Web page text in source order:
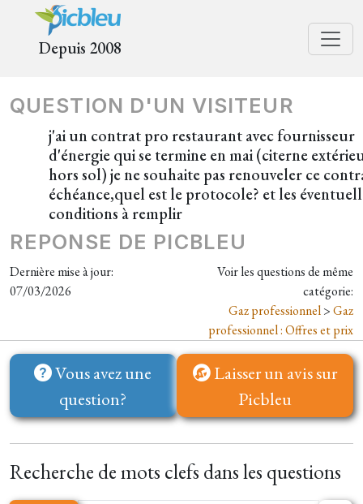
Depuis 2008
QUESTION D'UN VISITEUR
j'ai un contrat pro restaurant avec fournisseur
d'énergie qui se termine en mai (citerne
hors sol) je ne souhaite pas renouveler ce
échéance,quel est le protocole? et les
conditions à remplir
REPONSE DE PICBLEU
Dernière mise à jour:
07/03/2026
Voir les questions de même
catégorie:
Gaz professionnel>Gaz
professionnel : Offres et prix
Vous avez une
question?
Laisser un avis sur
Picbleu
Recherche de mots clefs dans les questions